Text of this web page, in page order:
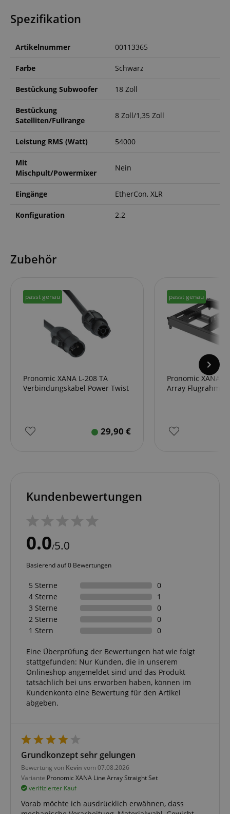
Spezifikation
Artikelnummer 00113365
Farbe Schwarz
Bestückung Subwoofer 18 Zoll
Bestückung
Satelliten/Fullrange
8 Zoll/1,35 Zoll
Leistung RMS (Watt) 54000
Mit
Mischpult/Powermixer
Nein
Eingänge EtherCon, XLR
Konfiguration 2.2
Zubehör
passt genau
Pronomic XANA L-208 TA
Verbindungskabel Power Twist
29,90 €
passt genau
Pronomic XANA
Array
Kundenbewertungen
0.0/5.0
Basierend auf 0 Bewertungen
5 Sterne
0
4 Sterne
1
3 Sterne
0
2 Sterne
0
1 Stern
0
Eine Überprüfung der Bewertungen hat wie folgt
stattgefunden: Nur Kunden, die in unserem
Onlineshop angemeldet sind und das Produkt
tatsächlich bei uns erworben haben, können im
Kundenkonto eine Bewertung für den Artikel
abgeben.
Grundkonzept sehr gelungen
Bewertung von Kevin vom 07.08.2026
Variante Pronomic XANA Line Array Straight Set
verifizierter Kauf
Vorab möchte ich ausdrücklich erwähnen, dass